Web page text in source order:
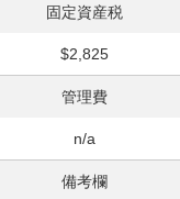
固定資産税
$2,825
管理費
n/a
備考欄